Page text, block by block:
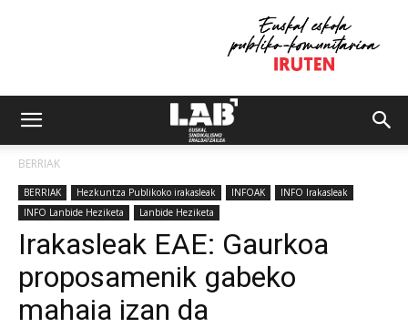
BERRIAK
BERRIAK Hezkuntza Publikoko irakasleak INFOAK
INFO Irakasleak
INFO Lanbide Heziketa
Lanbide Heziketa
Irakasleak EAE: Gaurkoa
proposamenik gabeko
mahaia izan da